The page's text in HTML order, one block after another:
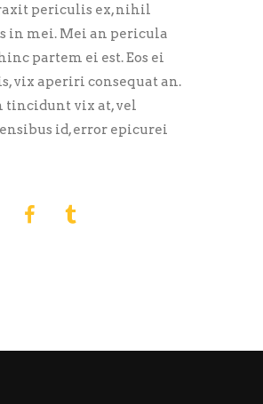
periculis ex, nihil
in mei. Mei an pericula
partem ei est. Eos ei
vix aperiri consequat an.
tincidunt vix at, vel
id, error epicurei